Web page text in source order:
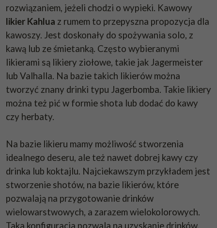
rozwiązaniem, jeżeli chodzi o wypieki. Kawowy
likier Kahlua z rumem to przepyszna propozycja dla
kawoszy. Jest doskonały do spożywania solo, z
kawą lub ze śmietanką. Często wybieranymi
likierami są likiery ziołowe, takie jak Jagermeister
lub Valhalla. Na bazie takich likierów można
tworzyć znany drinki typu Jagerbomba. Takie likiery
można też pić w formie shota lub dodać do kawy
czy herbaty.
Na bazie likieru mamy możliwość stworzenia
idealnego deseru, ale też nawet dobrej kawy czy
drinka lub koktajlu. Najciekawszym przykładem jest
stworzenie shotów, na bazie likierów, które
pozwalają na przygotowanie drinków
wielowarstwowych, a zarazem wielokolorowych.
Taka konfiguracja pozwala na uzyskanie drinków,